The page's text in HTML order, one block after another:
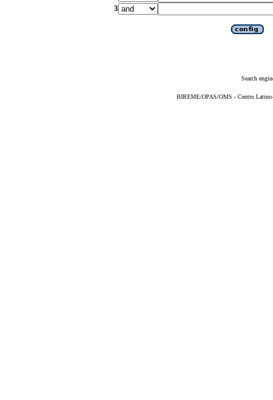
3
Search
BIREME/OPAS/OMS - Centro Latino-